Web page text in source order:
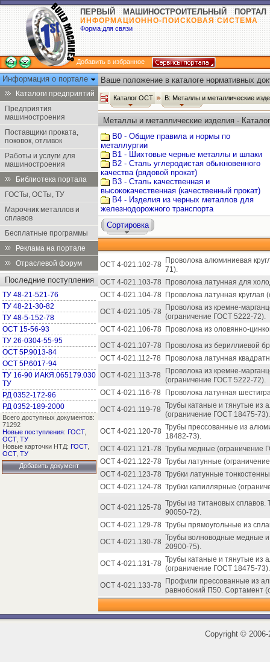
ПЕРВЫЙ МАШИНОСТРОИТЕЛЬНЫЙ ПОРТАЛ
ИНФОРМАЦИОННО-ПОИСКОВАЯ СИСТЕМА
Форма для связи
Добавить в избранное
Информация о портале
Каталоги предприятий
Предприятия
машиностроения
Поставщики проката,
поковок, отливок
Работы и услуги для
машиностроения
Библиотека портала
ГОСТы, ОСТы, ТУ
Марочник металлов и
сплавов
Бесплатные программы
Реклама на портале
Отраслевой форум
Последние поступления
ТУ 48-21-521-76
ТУ 48-21-30-82
ТУ 48-5-152-78
ОСТ 15-56-93
ТУ 26-0304-55-95
ОСТ 5Р.9013-84
ОСТ 5Р.6017-94
ТУ 16-90 ИАКЯ.065179.030
ТУ
РД 0352-172-96
РД 0352-189-2000
Всего доступных документов:
71292
Новые поступления: ГОСТ,
ОСТ, ТУ
Новые карточки НТД: ГОСТ,
ОСТ, ТУ
Добавить документ
Ваше положение в каталоге нормативных
Каталог ОСТ В: Металлы и металлические
Металлы и металлические изделия -
В0 - Общие правила и нормы по
металлургии
В1 - Шихтовые черные металлы и шлаки
В2 - Сталь углеродистая обыкновенного
качества (рядовой прокат)
В3 - Сталь качественная и
высококачественная (качественный прокат)
В4 - Изделия из черных металлов для
железнодорожного транспорта
Сортировка
ОСТ 4-021.102-78
Проволока алюминиевая
71).
ОСТ 4-021.103-78
Проволока латунная для
ОСТ 4-021.104-78
Проволока латунная
ОСТ 4-021.105-78
Проволока из кремне-
(ограничение ГОСТ 5222-72).
ОСТ 4-021.106-78
Проволока из оловянно-
ОСТ 4-021.107-78
Проволока из бериллиевой
ОСТ 4-021.112-78
Проволока латунная
ОСТ 4-021.113-78
Проволока из кремне-
(ограничение ГОСТ 5222-72).
ОСТ 4-021.116-78
Проволока латунная
ОСТ 4-021.119-78 Трубы катаные и тянутые из
(ограничение ГОСТ 18475-73).
ОСТ 4-021.120-78 Трубы прессованные из
18482-73).
ОСТ 4-021.121-78 Трубы медные (ограничение
ОСТ 4-021.122-78 Трубы латунные
ОСТ 4-021.123-78 Трубки латунные
ОСТ 4-021.124-78 Трубки капиллярные
ОСТ 4-021.125-78 Трубы из титановых сплавов.
90050-72).
ОСТ 4-021.129-78 Трубы прямоугольные из
ОСТ 4-021.130-78 Трубы волноводные медные
20900-75).
ОСТ 4-021.131-78 Трубы катаные и тянутые из
(ограничение ГОСТ 18475-73).
ОСТ 4-021.133-78
Профили прессованные из
равнобокий П50. Сортамент
Copyright ©